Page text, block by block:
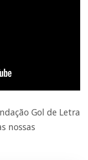
Gol de Letra
nossas